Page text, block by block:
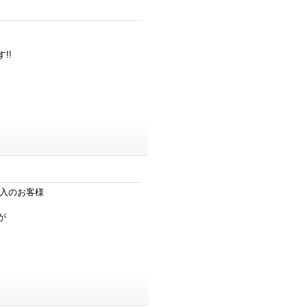
!!
のお客様